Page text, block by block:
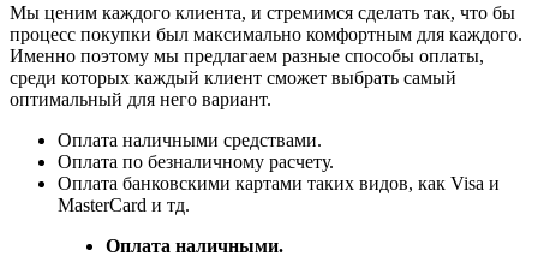
Мы ценим каждого клиента, и стремимся сделать так, что бы
процесс покупки был максимально комфортным для каждого.
Именно поэтому мы предлагаем разные способы оплаты,
среди которых каждый клиент сможет выбрать самый
оптимальный для него вариант.
Оплата наличными средствами.
Оплата по безналичному расчету.
Оплата банковскими картами таких видов, как Visa и
MasterCard и тд.
Оплата наличными.